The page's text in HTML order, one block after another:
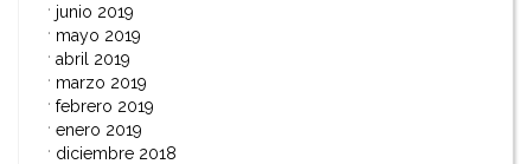
junio 2019
mayo 2019
abril 2019
marzo 2019
febrero 2019
enero 2019
diciembre 2018